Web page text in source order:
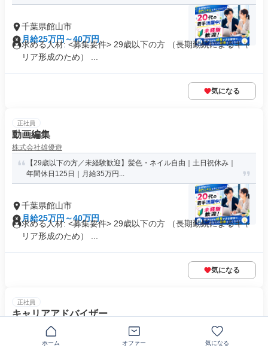
千葉県館山市
月給25万円～40万円
求める人材: <募集要件> 29歳以下の方 （長期勤続によるキャ
リア形成のため） ...
気になる
正社員
動画編集
株式会社雄優遊
【29歳以下の方／未経験歓迎】髪色・ネイル自由｜土日祝休み｜
年間休日125日｜月給35万円...
千葉県館山市
月給25万円～40万円
求める人材: <募集要件> 29歳以下の方 （長期勤続によるキャ
リア形成のため） ...
気になる
正社員
キャリアアドバイザー
関西ＫＲ ＧＲＯＵＰ株式会社
【29歳以下の方／未経験歓迎】髪色・ネイル自由｜土日祝休み｜
ホーム オファー 気になる